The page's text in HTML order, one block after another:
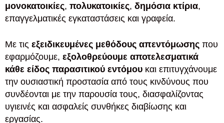
μονοκατοικίες, πολυκατοικίες, δημόσια κτίρια,
επαγγελματικές εγκαταστάσεις και γραφεία.
Με τις εξειδικευμένες μεθόδους απεντόμωσης που
εφαρμόζουμε, εξολοθρεύουμε αποτελεσματικά
κάθε είδος παρασιτικού εντόμου και επιτυγχάνουμε
την ουσιαστική προστασία από τους κινδύνους που
συνδέονται με την παρουσία τους, διασφαλίζοντας
υγιεινές και ασφαλείς συνθήκες διαβίωσης και
εργασίας.